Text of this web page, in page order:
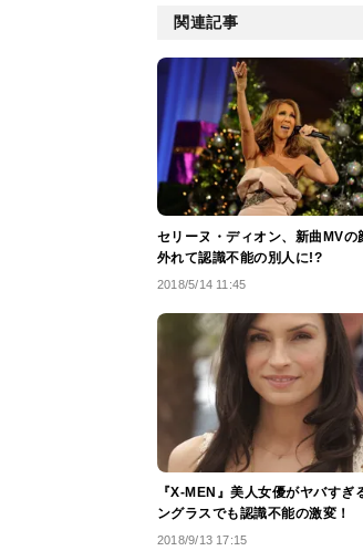
関連記事
セリーヌ・ディオン、新曲MVの
外れて認識不能の別人に!?
2018/5/14 11:45
『X-MEN』美人女優がヤバす
ングラスでも認識不能の激変！
2018/9/13 17:15